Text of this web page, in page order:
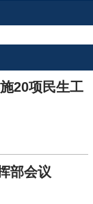
20项民生工
部会议